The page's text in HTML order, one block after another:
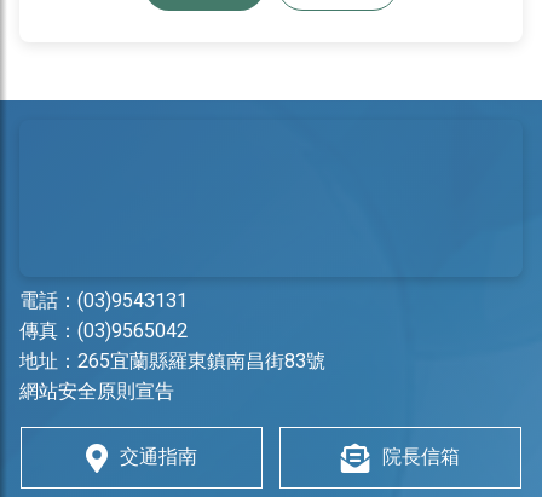
電話： (03)9543131
傳真：(03)9565042
地址： 265宜蘭縣羅東鎮南昌街83號
網站安全原則宣告
交通指南 院長信箱